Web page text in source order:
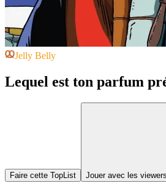
Jelly Belly
Lequel est ton parfum
Faire cette TopList Jouer avec les viewers